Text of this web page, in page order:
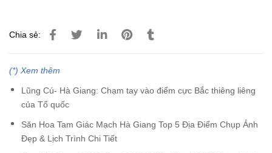
Chia sẻ:
(*) Xem thêm
Lũng Cú- Hà Giang: Chạm tay vào điểm cực Bắc thiêng liêng
của Tổ quốc
Săn Hoa Tam Giác Mạch Hà Giang Top 5 Địa Điểm Chụp Ảnh
Đẹp & Lịch Trình Chi Tiết